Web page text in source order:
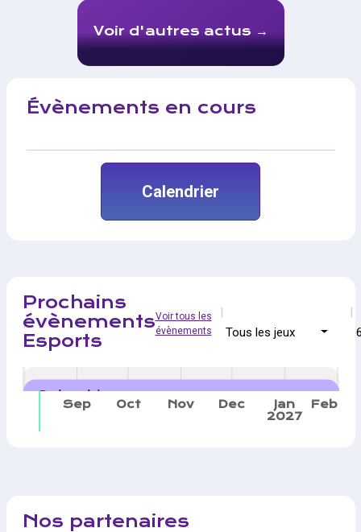
Voir d'autres actus
Évènements en cours
Calendrier
Prochains
évènements
Esports
Voir tous les
évènements
Tous les jeux
Sep Oct Nov Dec Jan
2027
Feb
Calendrier
Nos partenaires